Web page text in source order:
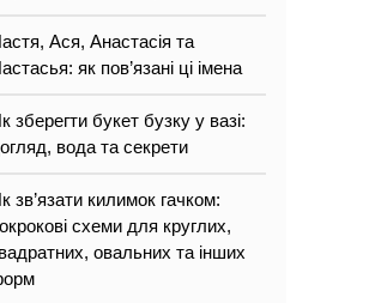
Ася, Анастасія та
як пов’язані ці імена
зберегти букет бузку у вазі:
вода та секрети
зв’язати килимок гачком:
схеми для круглих,
овальних та інших